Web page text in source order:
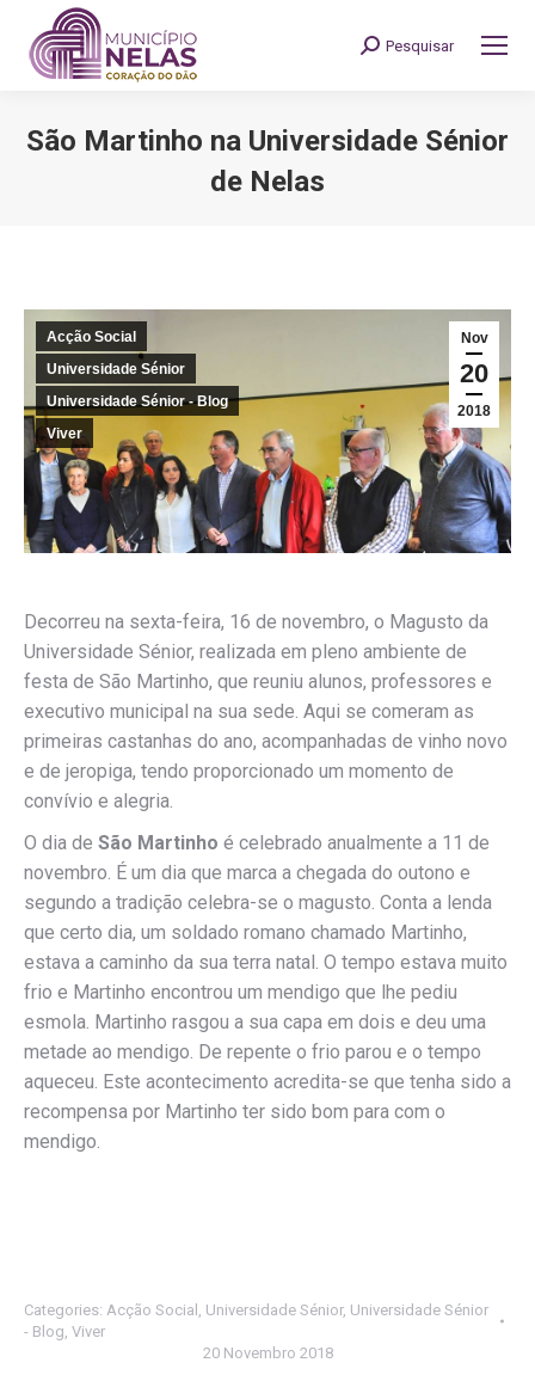
Search:
Pesquisar
São Martinho na Universidade Sénior
de Nelas
Nov
20
2018
Acção Social
Universidade Sénior
Universidade Sénior - Blog
Viver
Decorreu na sexta-feira, 16 de novembro, o Magusto da
Universidade Sénior, realizada em pleno ambiente de
festa de São Martinho, que reuniu alunos, professores e
executivo municipal na sua sede. Aqui se comeram as
primeiras castanhas do ano, acompanhadas de vinho novo
e de jeropiga, tendo proporcionado um momento de
convívio e alegria.
O dia de São Martinho é celebrado anualmente a 11 de
novembro. É um dia que marca a chegada do outono e
segundo a tradição celebra-se o magusto. Conta a lenda
que certo dia, um soldado romano chamado Martinho,
estava a caminho da sua terra natal. O tempo estava muito
frio e Martinho encontrou um mendigo que lhe pediu
esmola. Martinho rasgou a sua capa em dois e deu uma
metade ao mendigo. De repente o frio parou e o tempo
aqueceu. Este acontecimento acredita-se que tenha sido a
recompensa por Martinho ter sido bom para com o
mendigo.
Categories: Acção Social , Universidade Sénior, Universidade Sénior
- Blog, Viver
20 Novembro 2018